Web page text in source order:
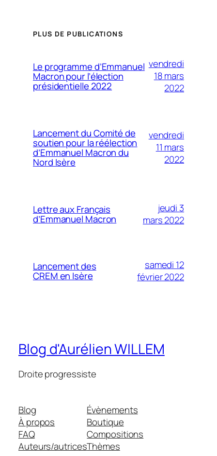
PLUS DE PUBLICATIONS
Le programme d’Emmanuel
Macron pour l’élection
présidentielle 2022
vendredi
18 mars
2022
Lancement du Comité de
soutien pour la réélection
d’Emmanuel Macron du
Nord Isère
vendredi
11 mars
2022
Lettre aux Français
d’Emmanuel Macron
jeudi 3
mars 2022
Lancement des
CREM en Isère
samedi 12
février 2022
Blog d'Aurélien WILLEM
Droite progressiste
Blog
À propos
FAQ
Auteurs/autrices
Évènements
Boutique
Compositions
Thèmes